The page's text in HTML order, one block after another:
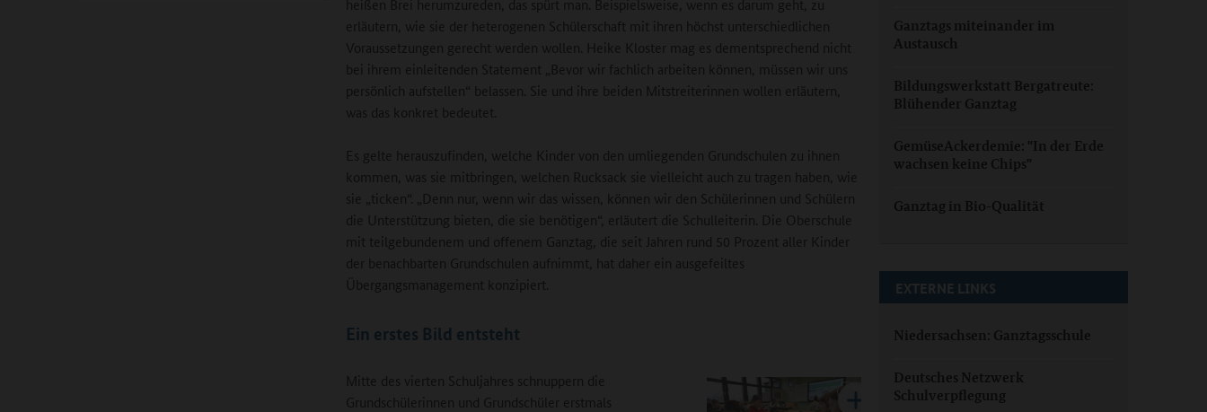
heißen Brei herumzureden, das spürt man. Beispielsweise, wenn es darum geht, zu
erläutern, wie sie der heterogenen Schülerschaft mit ihren höchst unterschiedlichen
Voraussetzungen gerecht werden wollen. Heike Kloster mag es dementsprechend nicht
bei ihrem einleitenden Statement „Bevor wir fachlich arbeiten können, müssen wir uns
persönlich aufstellen“ belassen. Sie und ihre beiden Mitstreiterinnen wollen erläutern,
was das konkret bedeutet.
Es gelte herauszufinden, welche Kinder von den umliegenden Grundschulen zu ihnen
kommen, was sie mitbringen, welchen Rucksack sie vielleicht auch zu tragen haben, wie
sie „ticken“. „Denn nur, wenn wir das wissen, können wir den Schülerinnen und Schülern
die Unterstützung bieten, die sie benötigen“, erläutert die Schulleiterin. Die Oberschule
mit teilgebundenem und offenem Ganztag, die seit Jahren rund 50 Prozent aller Kinder
der benachbarten Grundschulen aufnimmt, hat daher ein ausgefeiltes
Übergangsmanagement konzipiert.
Ein erstes Bild entsteht
Mitte des vierten Schuljahres schnuppern die
Grundschülerinnen und Grundschüler erstmals
Ganztags miteinander im
Austausch
Bildungswerkstatt Bergatreute:
Blühender Ganztag
GemüseAckerdemie: "In der Erde
wachsen keine Chips"
Ganztag in Bio-Qualität
EXTERNE LINKS
Niedersachsen: Ganztagsschule
Deutsches Netzwerk
Schulverpflegung